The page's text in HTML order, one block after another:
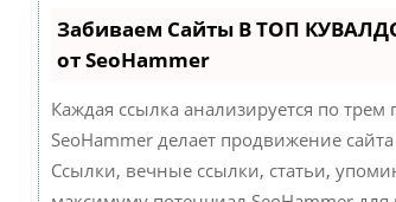
Забиваем Сайты В ТОП
от SeoHammer
Каждая ссылка анализируется по трем
SeoHammer делает продвижение
Ссылки, вечные ссылки, статьи,